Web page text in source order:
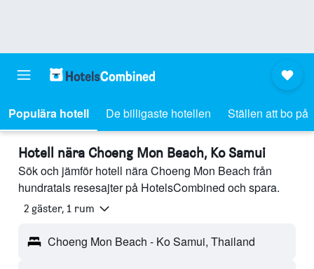
Populära hotell De billigaste hotellen Ställen att bo på
Hotell nära Choeng Mon Beach, Ko Samui
Sök och jämför hotell nära Choeng Mon Beach från
hundratals resesajter på HotelsCombined och spara.
2 gäster, 1 rum
Choeng Mon Beach - Ko Samui, Thailand